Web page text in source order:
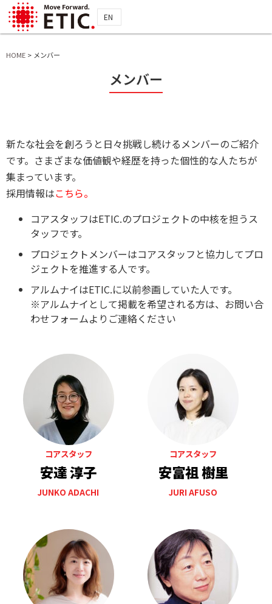
EN
HOME > メンバー
メンバー
新たな社会を創ろうと日々挑戦し続けるメンバーのご紹介
です。さまざまな価値観や経歴を持った個性的な人たちが
集まっています。
採用情報はこちら。
コアスタッフはETIC.のプロジェクトの中核を担うス
タッフです。
プロジェクトメンバーはコアスタッフと協力してプロ
ジェクトを推進する人です。
アルムナイはETIC.に以前参画していた人です。
※アルムナイとして掲載を希望される方は、お問い合
わせフォームよりご連絡ください
コアスタッフ
安達 淳子
JUNKO ADACHI
コアスタッフ
安富祖 樹里
JURI AFUSO